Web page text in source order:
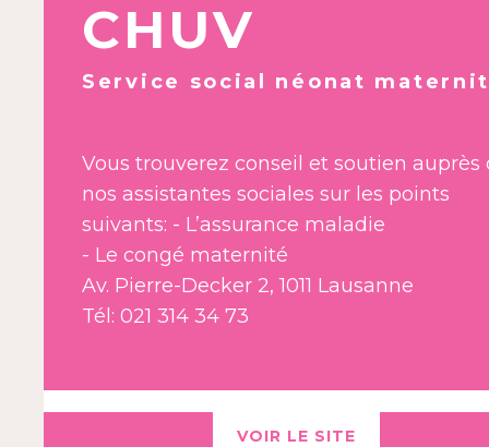
CHUV
Service social néonat
Vous trouverez conseil et soutien auprès
nos assistantes sociales sur les points
suivants: - L’assurance maladie
- Le congé maternité
Av. Pierre-Decker 2, 1011 Lausanne
Tél: 021 314 34 73
VOIR LE SITE